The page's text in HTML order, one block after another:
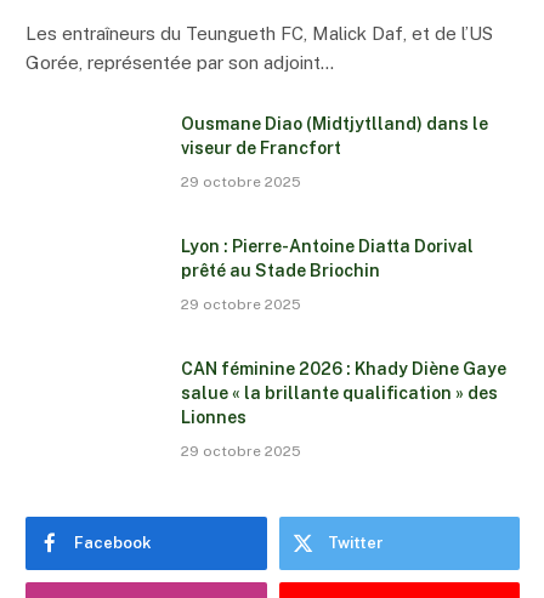
Les entraîneurs du Teungueth FC, Malick Daf, et de l’US
Gorée, représentée par son adjoint…
Ousmane Diao (Midtjytlland) dans le
viseur de Francfort
29 octobre 2025
Lyon : Pierre-Antoine Diatta Dorival
prêté au Stade Briochin
29 octobre 2025
CAN féminine 2026 : Khady Diène Gaye
salue « la brillante qualification » des
Lionnes
29 octobre 2025
Facebook Twitter